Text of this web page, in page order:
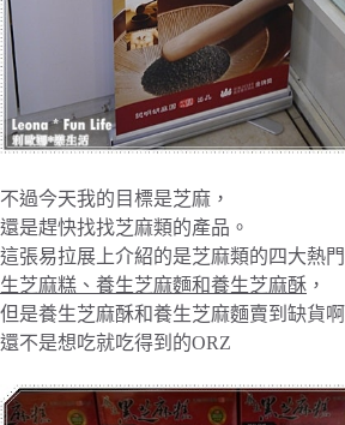
不過今天我的目標是芝麻，
還是趕快找找芝麻類的產品。
這張易拉展上介紹的是芝麻類的四大熱
生芝麻糕、養生芝麻麵和養生芝麻酥 ，
但是養生芝麻酥和養生芝麻麵賣到缺貨啊
還不是想吃就吃得到的ORZ